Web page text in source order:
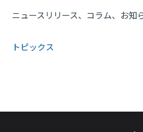
ニュースリリース、コラム、お知
トピックス